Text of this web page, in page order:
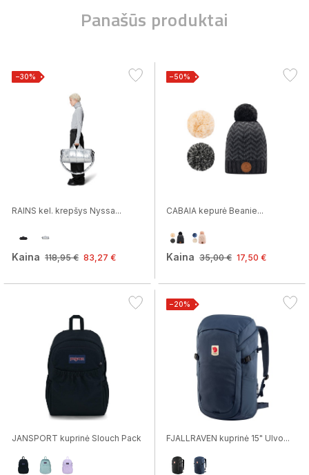
Panašūs produktai
−30%
RAINS kel. krepšys Nyssa...
Kaina 118,95 € 83,27 €
−50%
CABAIA kepurė Beanie...
Kaina 35,00 € 17,50 €
JANSPORT kuprinė Slouch Pack
−20%
FJALLRAVEN kuprinė 15" Ulvo...